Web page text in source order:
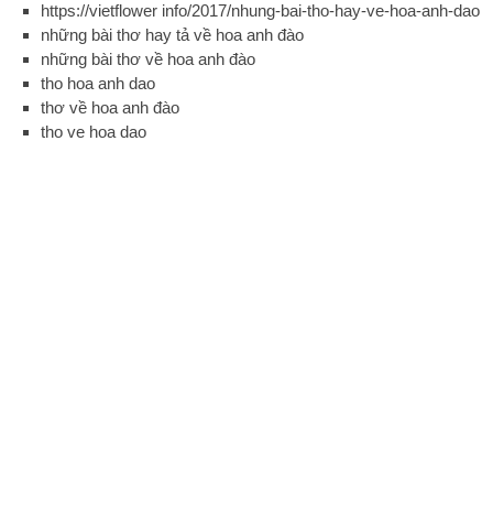
https://vietflower info/2017/nhung-bai-tho-hay-ve-hoa-anh-dao
những bài thơ hay tả về hoa anh đào
những bài thơ về hoa anh đào
tho hoa anh dao
thơ về hoa anh đào
tho ve hoa dao